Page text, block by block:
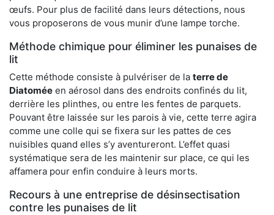
œufs. Pour plus de facilité dans leurs détections, nous
vous proposerons de vous munir d’une lampe torche.
Méthode chimique pour éliminer les punaises de
lit
Cette méthode consiste à pulvériser de la terre de
Diatomée en aérosol dans des endroits confinés du lit,
derrière les plinthes, ou entre les fentes de parquets.
Pouvant être laissée sur les parois à vie, cette terre agira
comme une colle qui se fixera sur les pattes de ces
nuisibles quand elles s’y aventureront. L’effet quasi
systématique sera de les maintenir sur place, ce qui les
affamera pour enfin conduire à leurs morts.
Recours à une entreprise de désinsectisation
contre les punaises de lit